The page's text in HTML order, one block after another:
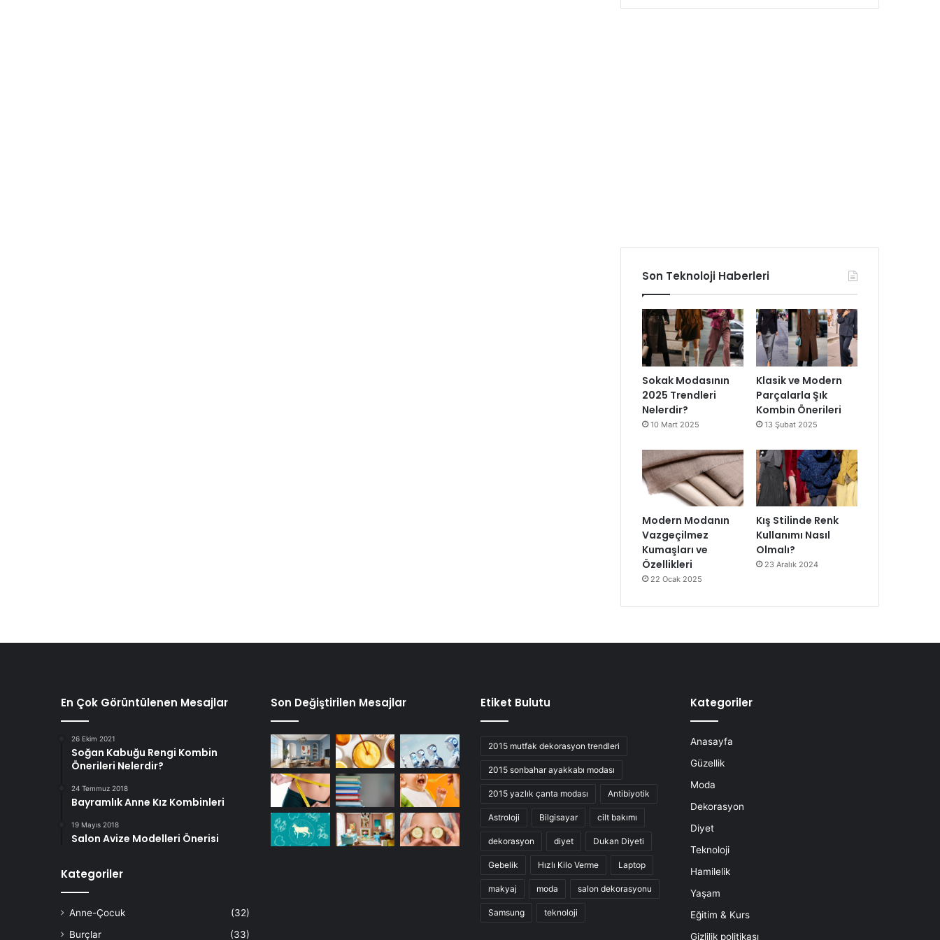
Son Teknoloji Haberleri
Sokak Modasının
2025 Trendleri
Nelerdir?
10 Mart 2025
Klasik ve Modern
Parçalarla Şık
Kombin Önerileri
13 Şubat 2025
Modern Modanın
Vazgeçilmez
Kumaşları ve
Özellikleri
22 Ocak 2025
Kış Stilinde Renk
Kullanımı Nasıl
Olmalı?
23 Aralık 2024
En Çok Görüntülenen Mesajlar
26 Ekim 2021
Soğan Kabuğu Rengi Kombin
Önerileri Nelerdir?
24 Temmuz 2018
Bayramlık Anne Kız Kombinleri
19 Mayıs 2018
Salon Avize Modelleri Önerisi
Kategoriler
Anne-Çocuk
(32)
Burçlar
(33)
Son Değiştirilen Mesajlar Etiket Bulutu
2015 mutfak dekorasyon trendleri
2015 sonbahar ayakkabı modası
2015 yazlık çanta modası Antibiyotik
Astroloji Bilgisayar cilt bakımı
dekorasyon diyet Dukan Diyeti
Gebelik Hızlı Kilo Verme Laptop
makyaj moda salon dekorasyonu
Samsung teknoloji
Kategoriler
Anasayfa
Güzellik
Moda
Dekorasyon
Diyet
Teknoloji
Hamilelik
Yaşam
Eğitim & Kurs
Gizlilik politikası